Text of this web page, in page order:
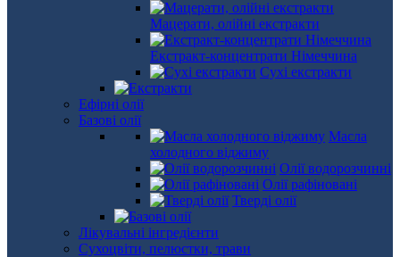
Мацерати, олійні екстракти
Екстракт-концентрати Німеччина
Сухі екстракти
Ефірні олії
Базові олії
Масла
холодного віджиму
Олії водорозчинні
Олії рафіновані
Тверді олії
Лікувальні інгредієнти
Сухоцвіти, пелюстки, трави